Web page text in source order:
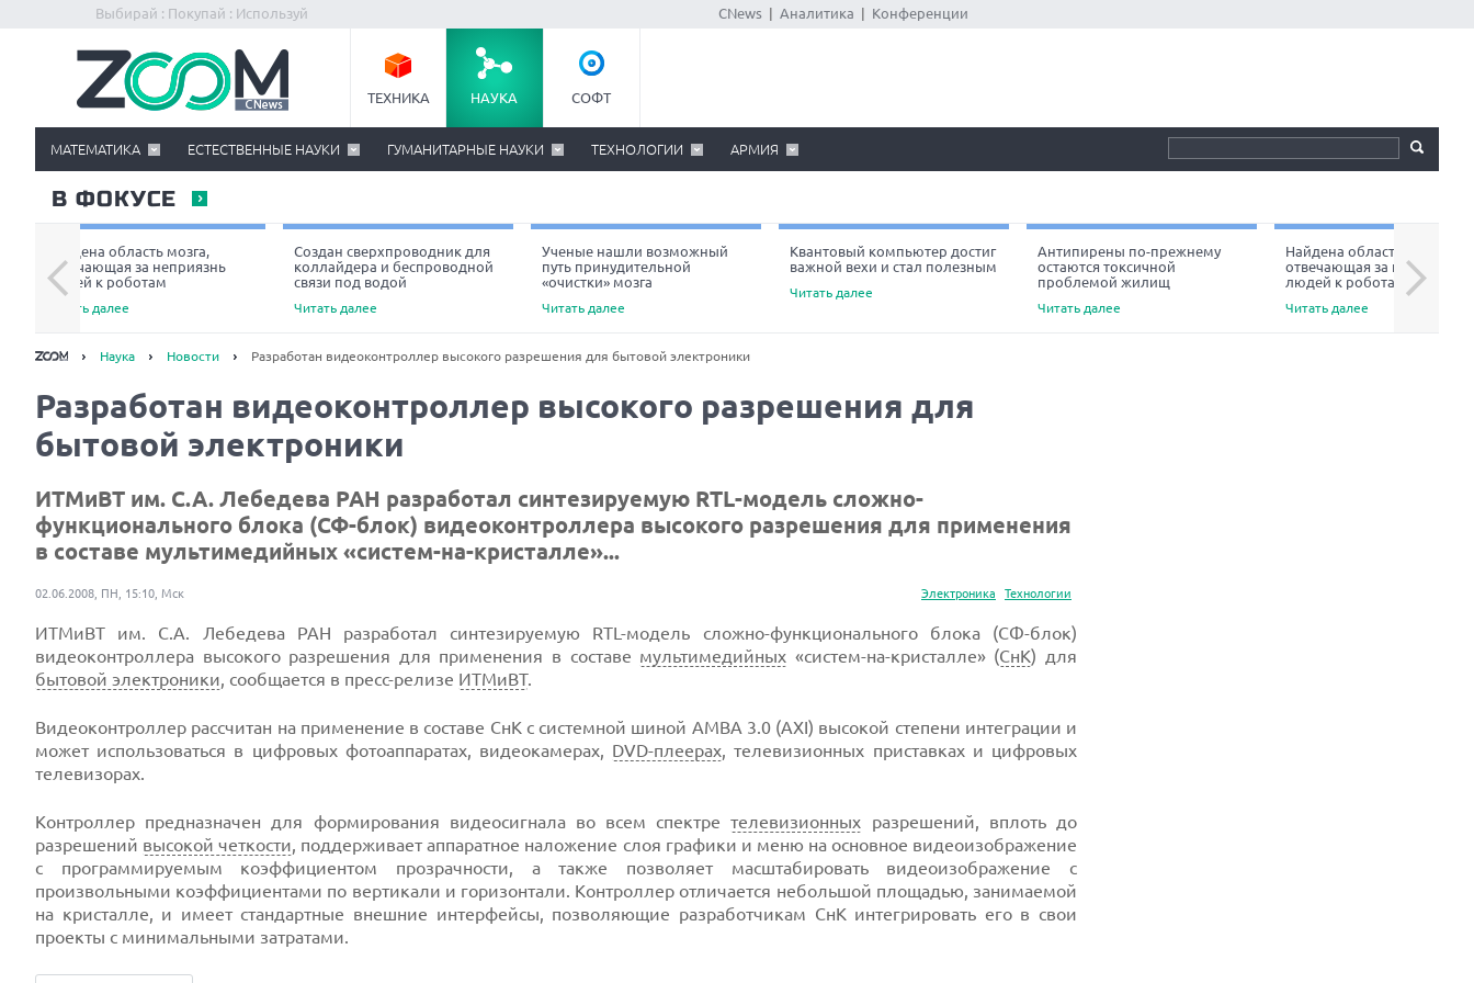
Выбирай : Покупай : Используй CNews Аналитика Конференции
ТЕХНИКА НАУКА СОФТ
МАТЕМАТИКА ЕСТЕСТВЕННЫЕ НАУКИ ГУМАНИТАРНЫЕ НАУКИ ТЕХНОЛОГИИ АРМИЯ
В ФОКУСЕ
Найдена область мозга,
отвечающая за неприязнь
людей к роботам
Читать далее
Создан сверхпроводник для
коллайдера и беспроводной
связи под водой
Читать далее
Ученые нашли возможный
путь принудительной
«очистки» мозга
Читать далее
Квантовый компьютер достиг
важной вехи и стал полезным
Читать далее
Антипирены по-прежнему
остаются токсичной
проблемой жилищ
Читать далее
Найдена область мозга,
отвечающая за неприязнь
людей к роботам
Читать далее
Next
Наука Новости Разработан видеоконтроллер высокого разрешения для бытовой электроники
Разработан видеоконтроллер высокого разрешения для
бытовой электроники
ИТМиВТ им. С.А. Лебедева РАН разработал синтезируемую RTL-модель сложно-
функционального блока (СФ-блок) видеоконтроллера высокого разрешения для применения
в составе мультимедийных «систем-на-кристалле»...
Электроника Технологии
02.06.2008, ПН, 15:10, Мск
ИТМиВТ им. С.А. Лебедева РАН разработал синтезируемую RTL-модель сложно-функционального блока (СФ-блок)
видеоконтроллера высокого разрешения для применения в составе мультимедийных «систем-на-кристалле» (СнК) для
бытовой электроники, сообщается в пресс-релизе ИТМиВТ.
Видеоконтроллер рассчитан на применение в составе СнК с системной шиной AMBA 3.0 (AXI) высокой степени интеграции и
может использоваться в цифровых фотоаппаратах, видеокамерах, DVD-плеерах, телевизионных приставках и цифровых
телевизорах.
Контроллер предназначен для формирования видеосигнала во всем спектретелевизионных разрешений, вплоть до
разрешений высокой четкости, поддерживает аппаратное наложение слоя графики и меню на основное видеоизображение
с программируемым коэффициентом прозрачности, а также позволяет масштабировать видеоизображение с
произвольными коэффициентами по вертикали и горизонтали. Контроллер отличается небольшой площадью, занимаемой
на кристалле, и имеет стандартные внешние интерфейсы, позволяющие разработчикам СнК интегрировать его в свои
проекты с минимальными затратами.